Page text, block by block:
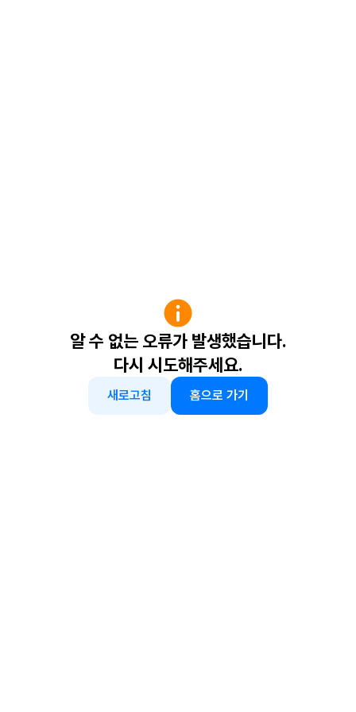
알 수 없는 오류가 발생했습니다.
다시 시도해주세요.
새로고침 홈으로 가기